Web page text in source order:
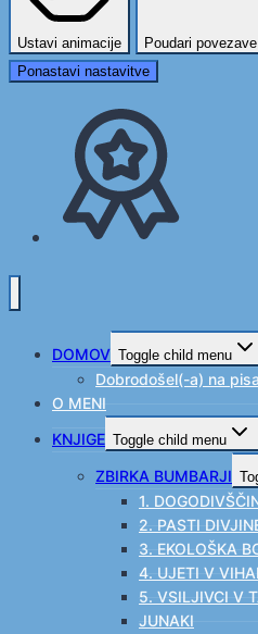
Ustavi animacije
Poudari povezave
Ponastavi nastavitve
DOMOV Toggle child menu
Dobrodošel(-a) na
O MENI
KNJIGE Toggle child menu
ZBIRKA BUMBARJI
1.
2. PASTI
3. EKOLOŠKA
4. UJETI V
5. VSILJIVCI V
JUNAKI